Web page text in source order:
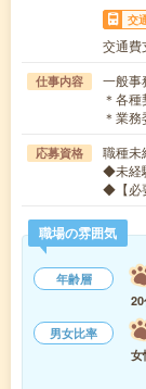
交
交通費
仕事内容
一般事
＊各
＊業
応募資格
職種未
◆未経
◆【必
職場の雰囲気
年齢層
男女比率
女